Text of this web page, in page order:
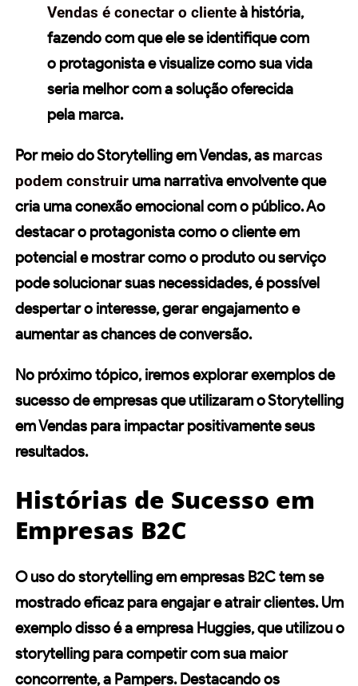
Vendas é conectar o clienteà história,
fazendo com que ele se identifique com
o protagonistae visualize como sua vida
seria melhor com asoluçãooferecida
pela marca.
Por meio do Storytelling em Vendas, as marcas
podem construir uma narrativaenvolvente que
cria umaconexão emocionalcom o público. Ao
destacar o protagonistacomo o cliente em
potencial e mostrar como o produto ou serviço
pode solucionar suas necessidades, é possível
despertar o interesse, gerarengajamentoe
aumentar as chances de conversão.
No próximo tópico, iremos explorar exemplos de
sucesso de empresas que utilizaram o Storytelling
em Vendas para impactar positivamente seus
resultados.
Histórias de Sucesso em
Empresas B2C
O uso do storytelling em empresas B2Ctem se
mostrado eficaz para engajar e atrair clientes. Um
exemplo disso é a empresa Huggies, que utilizou o
storytelling para competir com sua maior
concorrente, a Pampers. Destacando os